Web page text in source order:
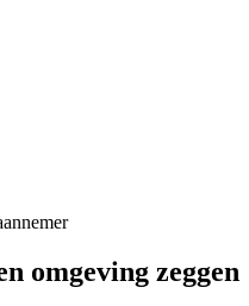
omgeving zeggen